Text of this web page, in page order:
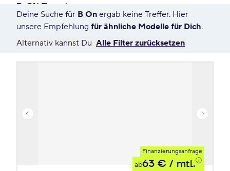
B-ON Finanzierung
1756 Angebote für Deine Suche
Deine Suche für B On ergab keine Treffer. Hier
unsere Empfehlung für ähnliche Modelle für Dich.
Alternativ kannst Du Alle Filter zurücksetzen
Finanzierungsanfrage
ab63 € / mtl.